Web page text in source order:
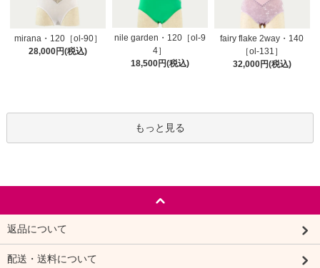
mirana・120［ol-90］
28,000円(税込)
nile garden・120［ol-9
4］
18,500円(税込)
fairy flake 2way・140
［ol-131］
32,000円(税込)
もっと見る
返品について
配送・送料について